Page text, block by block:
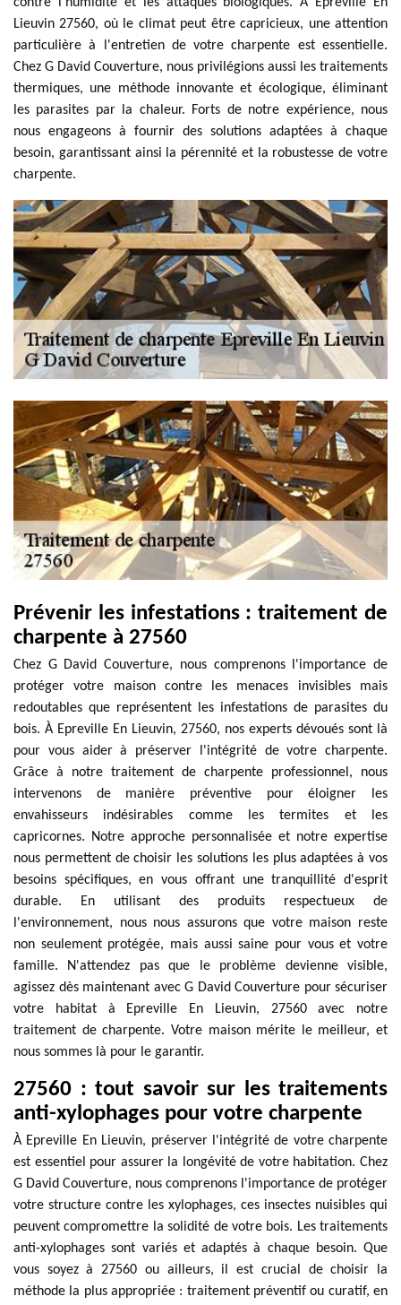
Lieuvin 27560, où le climat peut être capricieux, une attention
particulière à l'entretien de votre charpente est essentielle.
Chez G David Couverture, nous privilégions aussi les traitements
thermiques, une méthode innovante et écologique, éliminant
les parasites par la chaleur. Forts de notre expérience, nous
nous engageons à fournir des solutions adaptées à chaque
besoin, garantissant ainsi la pérennité et la robustesse de votre
charpente.
Prévenir les infestations : traitement de
charpente à 27560
Chez G David Couverture, nous comprenons l'importance de
protéger votre maison contre les menaces invisibles mais
redoutables que représentent les infestations de parasites du
bois. À Epreville En Lieuvin, 27560, nos experts dévoués sont là
pour vous aider à préserver l'intégrité de votre charpente.
Grâce à notre traitement de charpente professionnel, nous
intervenons de manière préventive pour éloigner les
envahisseurs indésirables comme les termites et les
capricornes. Notre approche personnalisée et notre expertise
nous permettent de choisir les solutions les plus adaptées à vos
besoins spécifiques, en vous offrant une tranquillité d'esprit
durable. En utilisant des produits respectueux de
l'environnement, nous nous assurons que votre maison reste
non seulement protégée, mais aussi saine pour vous et votre
famille. N'attendez pas que le problème devienne visible,
agissez dès maintenant avec G David Couverture pour sécuriser
votre habitat à Epreville En Lieuvin, 27560 avec notre
traitement de charpente. Votre maison mérite le meilleur, et
nous sommes là pour le garantir.
27560 : tout savoir sur les traitements
anti-xylophages pour votre charpente
À Epreville En Lieuvin, préserver l'intégrité de votre charpente
est essentiel pour assurer la longévité de votre habitation. Chez
G David Couverture, nous comprenons l'importance de protéger
votre structure contre les xylophages, ces insectes nuisibles qui
peuvent compromettre la solidité de votre bois. Les traitements
anti-xylophages sont variés et adaptés à chaque besoin. Que
vous soyez à 27560 ou ailleurs, il est crucial de choisir la
méthode la plus appropriée : traitement préventif ou curatif, en